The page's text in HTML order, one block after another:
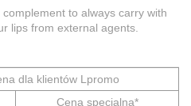
to always carry with
lips from external agents.
dla klientów Lpromo
Cena specjalna*